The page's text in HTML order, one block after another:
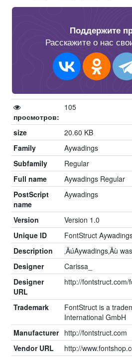
Поддержите
Расскажите о нас
просмотров:
105
size
20.60 KB
Family
Aywadings
Subfamily
Regular
Full name
Aywadings Regular
PostScript
name
Aywadings
Version
Version 1.0
Unique ID
FontStruct
Description
‚ÄúAywadings‚Äù
Designer
Carissa_
Designer
URL
http://
Trademark
FontStruct is a
International GmbH
Manufacturer http://fontstruct.com
Vendor URL
http://